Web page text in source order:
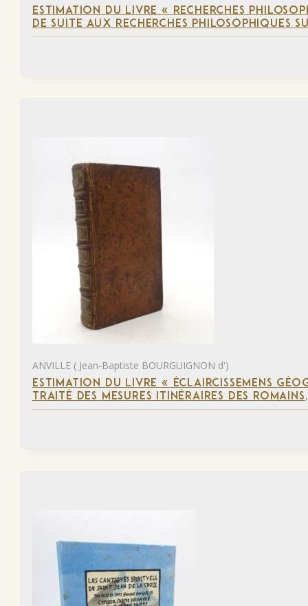
ESTIMATION DU LIVRE « RECHERCHES
DE SUITE AUX RECHERCHES PHILOSOPHIQUES
ANVILLE ( Jean-Baptiste BOURGUIGNON d')
ESTIMATION DU LIVRE « ÉCLAIRCISSEMENS
TRAITÉ DES MESURES ITINÉRAIRES DES